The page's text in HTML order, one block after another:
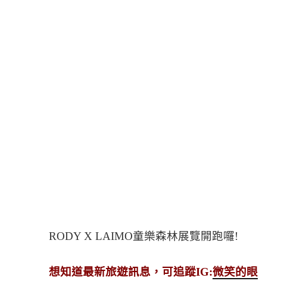
RODY X LAIMO童樂森林展覽開跑囉!
想知道最新旅遊訊息，可追蹤IG:微笑的眼